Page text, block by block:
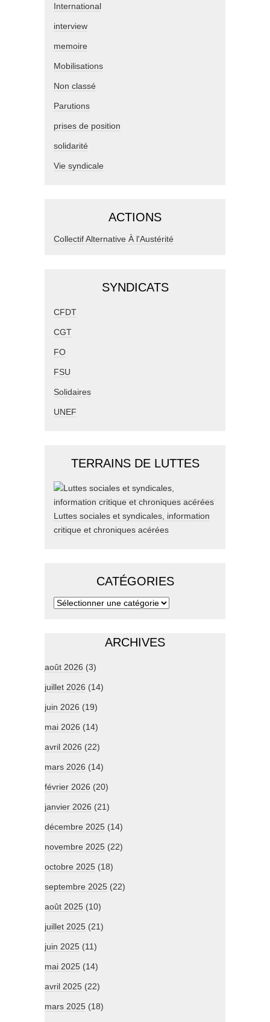
International
interview
memoire
Mobilisations
Non classé
Parutions
prises de position
solidarité
Vie syndicale
ACTIONS
Collectif Alternative À l'Austérité
SYNDICATS
CFDT
CGT
FO
FSU
Solidaires
UNEF
TERRAINS DE LUTTES
Luttes sociales et syndicales, information
critique et chroniques acérées
CATÉGORIES
ARCHIVES
août 2026 (3)
juillet 2026 (14)
juin 2026 (19)
mai 2026 (14)
avril 2026 (22)
mars 2026 (14)
février 2026 (20)
janvier 2026 (21)
décembre 2025 (14)
novembre 2025 (22)
octobre 2025 (18)
septembre 2025 (22)
août 2025 (10)
juillet 2025 (21)
juin 2025 (11)
mai 2025 (14)
avril 2025 (22)
mars 2025 (18)